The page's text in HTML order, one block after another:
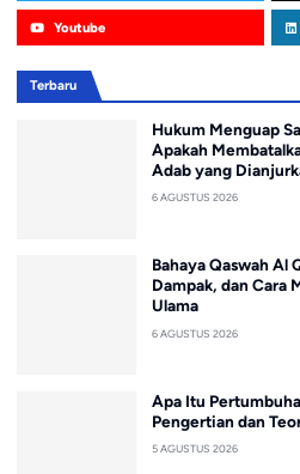
Youtube
Terbaru
Hukum Menguap
Apakah
Adab yang
6 AGUSTUS 2026
Bahaya Qaswah Al
Dampak, dan Cara
Ulama
6 AGUSTUS 2026
Apa Itu
Pengertian dan
5 AGUSTUS 2026